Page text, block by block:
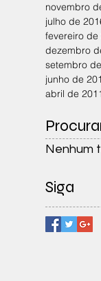
novembro
julho de
fevereiro de
dezembro
setembro
junho de
abril de
Nenhum
Siga